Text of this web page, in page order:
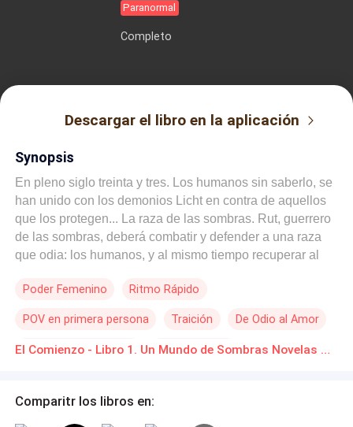
Paranormal
Completo
Descargar el libro en la aplicación
Synopsis
En pleno siglo treinta y tres. Los humanos sin saberlo, se
han unido con los demonios Licht en contra de aquellos
que los protegen... La raza de las sombras. Rut, guerrero
de las sombras, deberá combatir y defender a una raza
que odia: los humanos, y al mismo tiempo recuperar al
demonios han tomado la tierra y los humanos se matan
vuelva a renacer? Rut piensa que sí... pero ella tienes
años negándoselo.
Poder Femenino Ritmo Rápido
POV en primera persona Traición De Odio al Amor
Segunda Oportunidad Independiente El Comienzo - Libro 1. Un Mundo de Sombras Novelas Online Descarga gratuita de PDF
Comparitr los libros en: